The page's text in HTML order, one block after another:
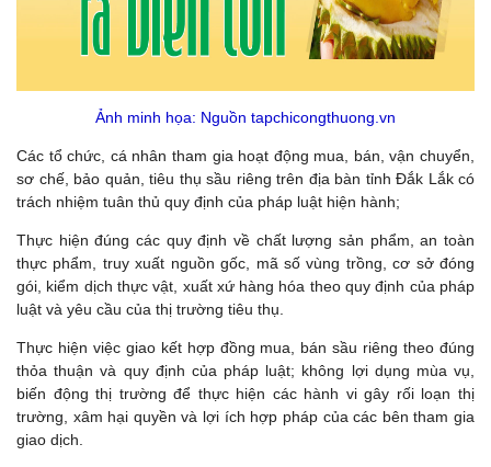
Ảnh minh họa: Nguồn tapchicongthuong.vn
Các tổ chức, cá nhân tham gia hoạt động mua, bán, vận chuyển,
sơ chế, bảo quản, tiêu thụ sầu riêng trên địa bàn tỉnh Đắk Lắk có
trách nhiệm tuân thủ quy định của pháp luật hiện hành;
Thực hiện đúng các quy định về chất lượng sản phẩm, an toàn
thực phẩm, truy xuất nguồn gốc, mã số vùng trồng, cơ sở đóng
gói, kiểm dịch thực vật, xuất xứ hàng hóa theo quy định của pháp
luật và yêu cầu của thị trường tiêu thụ.
Thực hiện việc giao kết hợp đồng mua, bán sầu riêng theo đúng
thỏa thuận và quy định của pháp luật; không lợi dụng mùa vụ,
biến động thị trường để thực hiện các hành vi gây rối loạn thị
trường, xâm hại quyền và lợi ích hợp pháp của các bên tham gia
giao dịch.